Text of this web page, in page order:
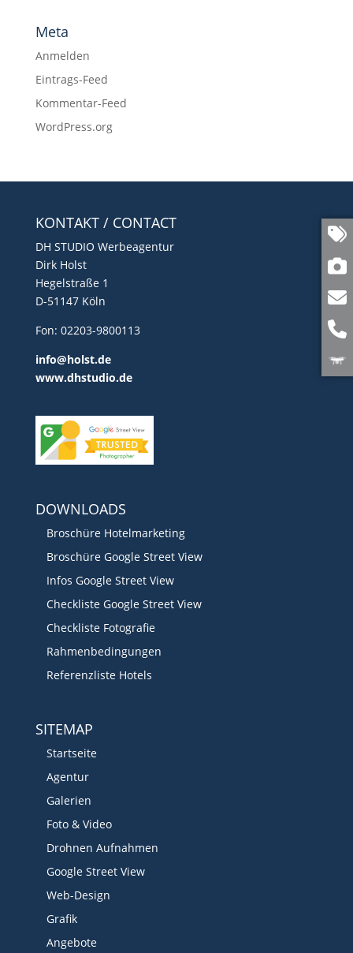
Meta
Anmelden
Eintrags-Feed
Kommentar-Feed
WordPress.org
KONTAKT / CONTACT
DH STUDIO Werbeagentur
Dirk Holst
Hegelstraße 1
D-51147 Köln
Fon: 02203-9800113
info@holst.de
www.dhstudio.de
DOWNLOADS
Broschüre Hotelmarketing
Broschüre Google Street View
Infos Google Street View
Checkliste Google Street View
Checkliste Fotografie
Rahmenbedingungen
Referenzliste Hotels
SITEMAP
Startseite
Agentur
Galerien
Foto & Video
Drohnen Aufnahmen
Google Street View
Web-Design
Grafik
Angebote